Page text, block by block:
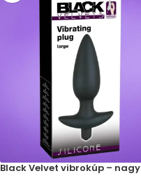
Black Velvet vibrokúp – nagy